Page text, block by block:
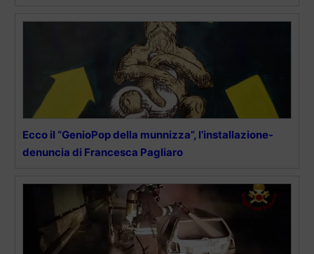
Ecco il “GenioPop della munnizza”, l’installazione-
denuncia di Francesca Pagliaro